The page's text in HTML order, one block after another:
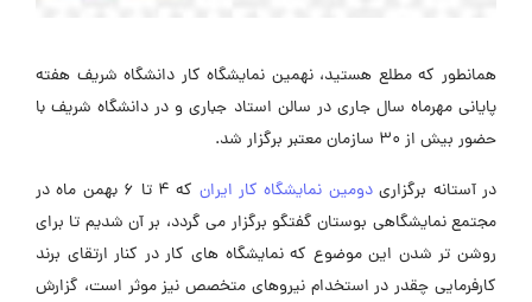
همانطور که مطلع هستید، نهمین نمایشگاه کار دانشگاه شریف هفته
پایانی مهرماه سال جاری در سالن استاد جباری و در دانشگاه شریف با
حضور بیش از 30 سازمان معتبر برگزار شد.
در آستانه برگزاریدومین نمایشگاه کار ایران
که 4 تا 6 بهمن ماه در
مجتمع نمایشگاهی بوستان گفتگو برگزار می گردد، بر آن شدیم تا برای
روشن تر شدن این موضوع که نمایشگاه های کار در کنار ارتقای برند
کارفرمایی چقدر در استخدام نیروهای متخصص نیز موثر است، گزارش